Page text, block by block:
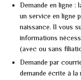
Demande en ligne :
un service en ligne
naissance. Il vous
informations
(avec ou sans
Demande par
demande écrite à la